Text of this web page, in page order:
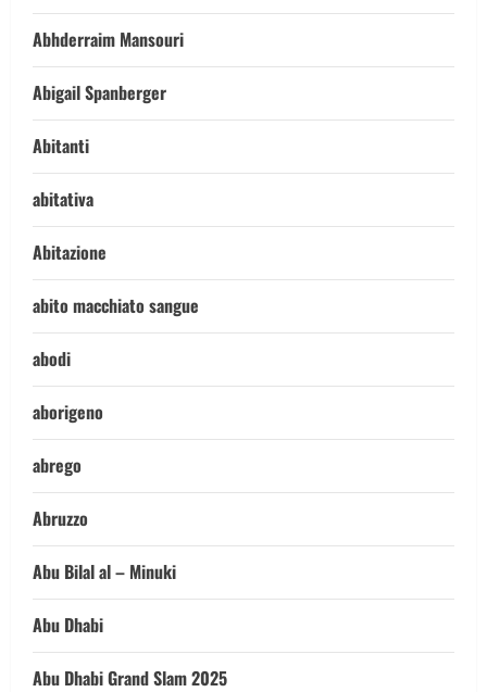
Abhderraim Mansouri
Abigail Spanberger
Abitanti
abitativa
Abitazione
abito macchiato sangue
abodi
aborigeno
abrego
Abruzzo
Abu Bilal al – Minuki
Abu Dhabi
Abu Dhabi Grand Slam 2025